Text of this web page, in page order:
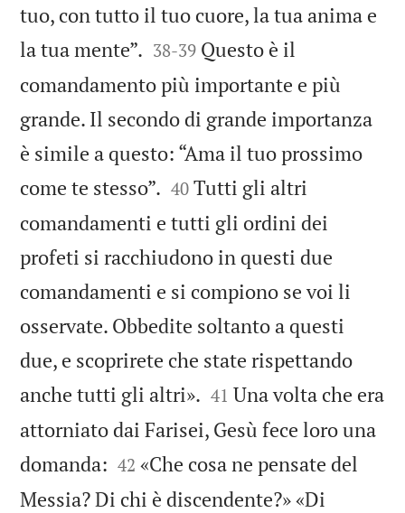
tuo, con tutto il tuo cuore, la tua anima e
la tua mente”. 

38-39 Questo è il
comandamento più importante e più
grande. Il secondo di grande importanza
è simile a questo: “Ama il tuo prossimo
come te stesso”. 

40 Tutti gli altri
comandamenti e tutti gli ordini dei
profeti si racchiudono in questi due
comandamenti e si compiono se voi li
osservate. Obbedite soltanto a questi
due, e scoprirete che state rispettando
anche tutti gli altri». 

41 Una volta che era
attorniato dai Farisei, Gesù fece loro una
domanda: 

42 «Che cosa ne pensate del
Messia? Di chi è discendente?» «Di